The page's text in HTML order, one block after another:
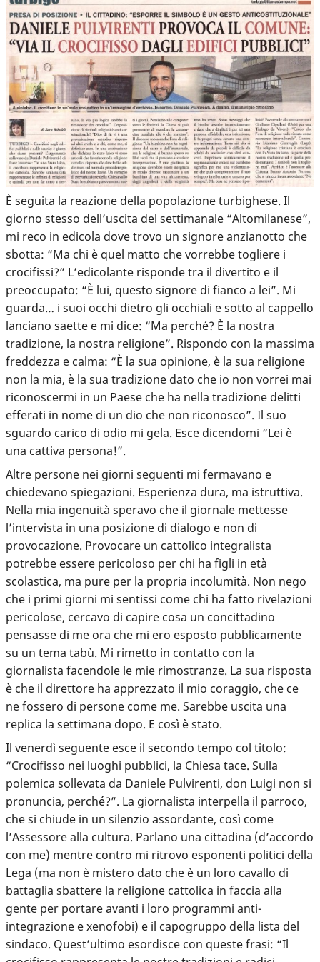
È seguita la reazione della popolazione turbighese. Il
giorno stesso dell’uscita del settimanale “Altomilanese”,
mi reco in edicola dove trovo un signore anzianotto che
sbotta: “Ma chi è quel matto che vorrebbe togliere i
crocifissi?” L’edicolante risponde tra il divertito e il
preoccupato: “È lui, questo signore di fianco a lei”. Mi
guarda… i suoi occhi dietro gli occhiali e sotto al cappello
lanciano saette e mi dice: “Ma perché? È la nostra
tradizione, la nostra religione”. Rispondo con la massima
freddezza e calma: “È la sua opinione, è la sua religione
non la mia, è la sua tradizione dato che io non vorrei mai
riconoscermi in un Paese che ha nella tradizione delitti
efferati in nome di un dio che non riconosco”. Il suo
sguardo carico di odio mi gela. Esce dicendomi “Lei è
una cattiva persona!”.
Altre persone nei giorni seguenti mi fermavano e
chiedevano spiegazioni. Esperienza dura, ma istruttiva.
Nella mia ingenuità speravo che il giornale mettesse
l’intervista in una posizione di dialogo e non di
provocazione. Provocare un cattolico integralista
potrebbe essere pericoloso per chi ha figli in età
scolastica, ma pure per la propria incolumità. Non nego
che i primi giorni mi sentissi come chi ha fatto rivelazioni
pericolose, cercavo di capire cosa un concittadino
pensasse di me ora che mi ero esposto pubblicamente
su un tema tabù. Mi rimetto in contatto con la
giornalista facendole le mie rimostranze. La sua risposta
è che il direttore ha apprezzato il mio coraggio, che ce
ne fossero di persone come me. Sarebbe uscita una
replica la settimana dopo. E così è stato.
Il venerdì seguente esce il secondo tempo col titolo:
“Crocifisso nei luoghi pubblici, la Chiesa tace. Sulla
polemica sollevata da Daniele Pulvirenti, don Luigi non si
pronuncia, perché?”. La giornalista interpella il parroco,
che si chiude in un silenzio assordante, così come
l’Assessore alla cultura. Parlano una cittadina (d’accordo
con me) mentre contro mi ritrovo esponenti politici della
Lega (ma non è mistero dato che è un loro cavallo di
battaglia sbattere la religione cattolica in faccia alla
gente per portare avanti i loro programmi anti-
integrazione e xenofobi) e il capogruppo della lista del
sindaco. Quest’ultimo esordisce con queste frasi: “Il